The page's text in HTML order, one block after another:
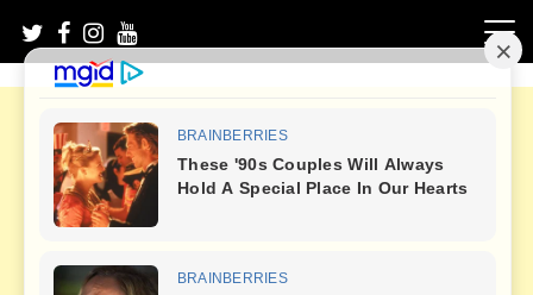
content